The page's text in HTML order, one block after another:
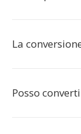
La
Posso